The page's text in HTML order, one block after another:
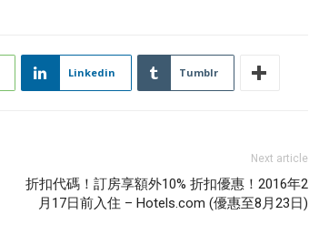
Linkedin Tumblr
Next article
折扣代碼！訂房享額外10% 折扣優惠！2016年2
月17日前入住 – Hotels.com (優惠至8月23日)